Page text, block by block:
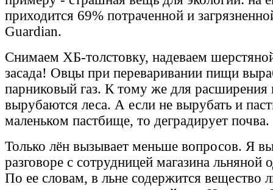
приходится 69% потраченной и
Guardian.
Снимаем ХБ-толстовку, надеваем
засада! Овцы при переваривании пищи
парниковый газ. К тому же для расширения
вырубаются леса. А если не вырубать и
маленьком пастбище, то деградирует почва.
Только лён вызывает меньше вопросов. Я
разговоре с сотрудницей магазина
По ее словам, в льне содержится вещество